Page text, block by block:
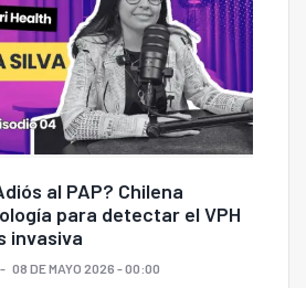
al PAP? Chilena
para detectar el VPH
invasiva
08 DE MAYO 2026 - 00:00